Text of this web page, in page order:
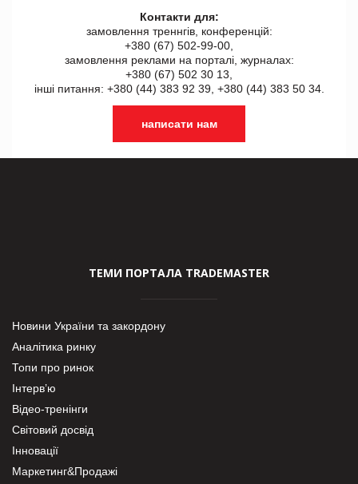
Контакти для:
замовлення треннгів, конференцій:
+380 (67) 502-99-00,
замовлення реклами на порталі, журналах:
+380 (67) 502 30 13,
інші питання: +380 (44) 383 92 39, +380 (44) 383 50 34.
написати нам
ТЕМИ ПОРТАЛА TRADEMASTER
Новини України та закордону
Аналітика ринку
Топи про ринок
Інтерв’ю
Відео-тренінги
Світовий досвід
Інновації
Маркетинг&Продажі